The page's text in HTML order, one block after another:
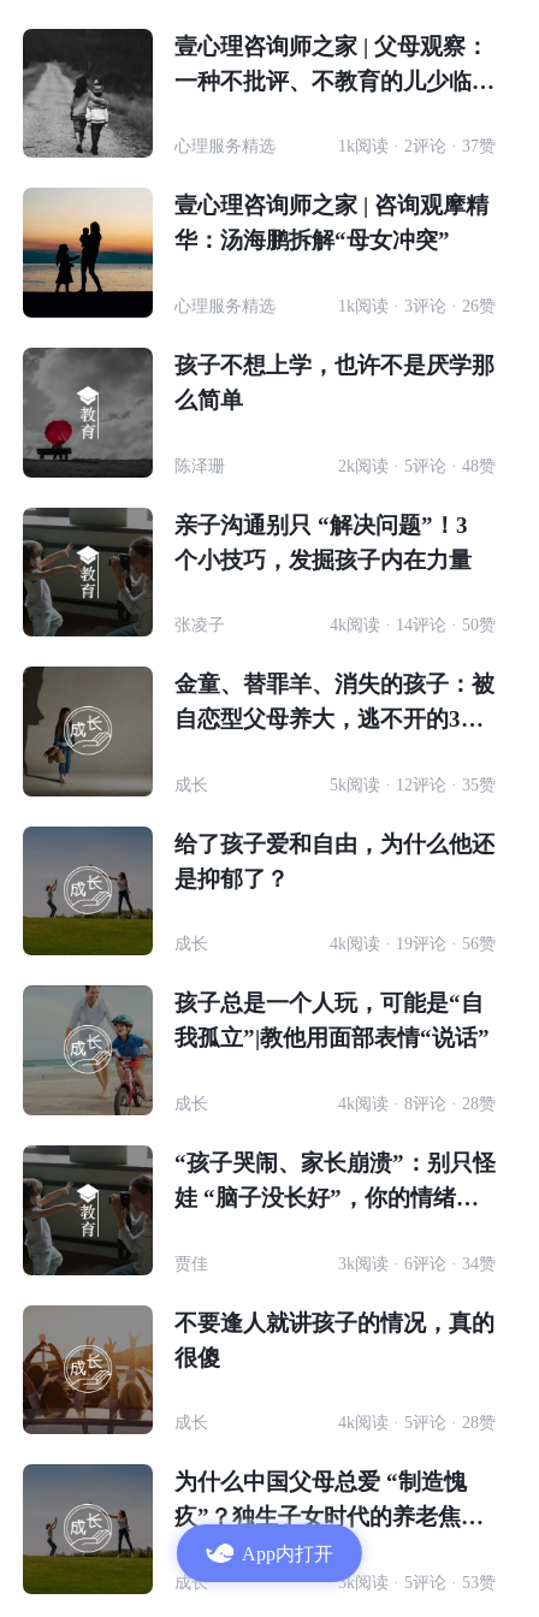
壹心理咨询师之家 | 父母观察：
一种不批评、不教育的儿少临床
心理服务精选 1k阅读 · 2评论 · 37赞
壹心理咨询师之家 | 咨询观摩精
华：汤海鹏拆解“母女冲突”
心理服务精选 1k阅读 · 3评论 · 26赞
孩子不想上学，也许不是厌学那
么简单
陈泽珊 2k阅读 · 5评论 · 48赞
亲子沟通别只 “解决问题”！3
个小技巧，发掘孩子内在力量
张凌子 4k阅读 · 14评论 · 50赞
金童、替罪羊、消失的孩子：被
自恋型父母养大，逃不开的3种
成长 5k阅读 · 12评论 · 35赞
给了孩子爱和自由，为什么他还
是抑郁了？
成长 4k阅读 · 19评论 · 56赞
孩子总是一个人玩，可能是“自
我孤立”|教他用面部表情“说话”
成长 4k阅读 · 8评论 · 28赞
“孩子哭闹、家长崩溃”：别只怪
娃 “脑子没长好”，你的情绪才
贾佳 3k阅读 · 6评论 · 34赞
不要逢人就讲孩子的情况，真的
很傻
成长 4k阅读 · 5评论 · 28赞
为什么中国父母总爱 “制造愧
疚”？独生子女时代的养老焦
虑，藏着答案
成长 3k阅读 · 5评论 · 53赞
App内打开